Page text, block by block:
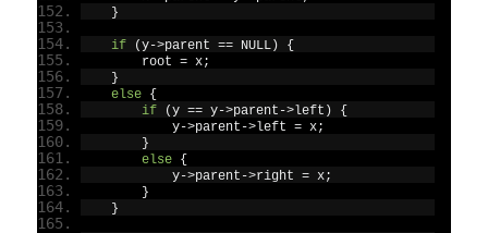
}
if (y->parent == NULL)
{
        root
= x;
}
else
{
if
(y == y->parent ->left )
{
            y
->parent ->left = x;
}
else
{
            y
->parent ->right = x;
}
}